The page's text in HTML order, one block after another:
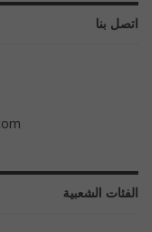
اتصل بنا
الفئات الشعبية